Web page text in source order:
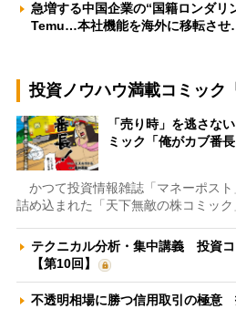
急増する中国企業の“国籍ロンダ
Temu…本社機能を海外に移転さ
投資ノウハウ満載コミック
「売り時」を逃さな
ミック「俺がカブ番
かつて投資情報雑誌「マネーポス
詰め込まれた「天下無敵の株コミッ
テクニカル分析・集中講義 投資コ
【第10回】
不透明相場に勝つ信用取引の極意